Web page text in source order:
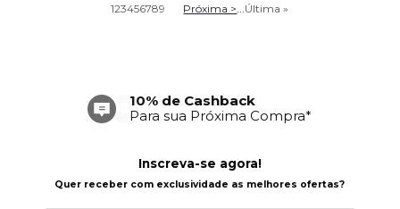
123456789 Próxima > Última »
Frete Grátis
Acima de R$ 699,00
Inscreva-se agora!
Quer receber com exclusividade as melhores ofertas?